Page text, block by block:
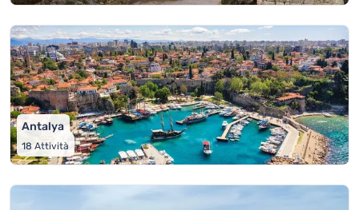
Antalya
18 Attività